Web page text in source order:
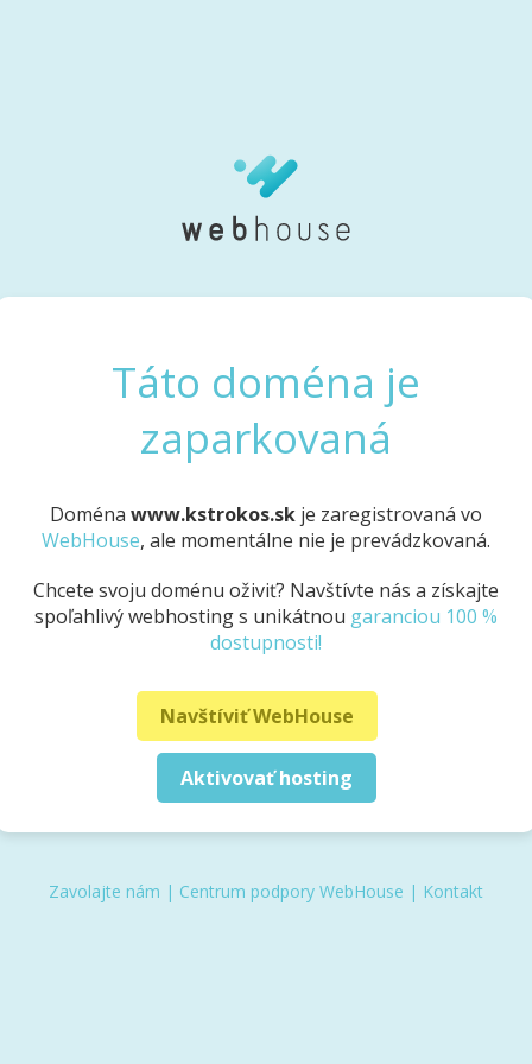
Táto doména je
zaparkovaná
Doména www.kstrokos.sk je zaregistrovaná vo
WebHouse, ale momentálne nie je prevádzkovaná.
Chcete svoju doménu oživiť? Navštívte nás a získajte
spoľahlivý webhosting s unikátnou garanciou 100 %
dostupnosti!
Navštíviť WebHouse
Aktivovať hosting
Zavolajte nám | Centrum podpory WebHouse | Kontakt